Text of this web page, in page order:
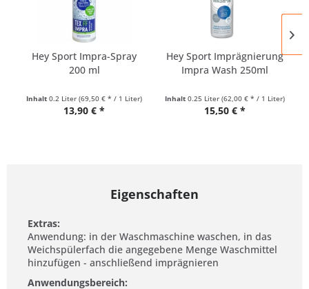
Hey Sport Impra-Spray
200 ml
Inhalt 0.2 Liter (69,50 € * / 1 Liter)
13,90 € *
Hey Sport Imprägnierung
Impra Wash 250ml
Inhalt 0.25 Liter (62,00 € * / 1 Liter)
15,50 € *
Eigenschaften
Extras:
Anwendung: in der Waschmaschine waschen, in das
Weichspülerfach die angegebene Menge Waschmittel
hinzufügen - anschließend imprägnieren
Anwendungsbereich: